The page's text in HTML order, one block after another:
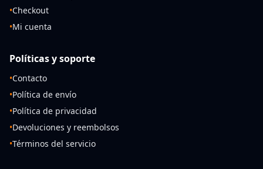
•Checkout
•Mi cuenta
Políticas y soporte
•Contacto
•Política de envío
•Política de privacidad
•Devoluciones y reembolsos
•Términos del servicio